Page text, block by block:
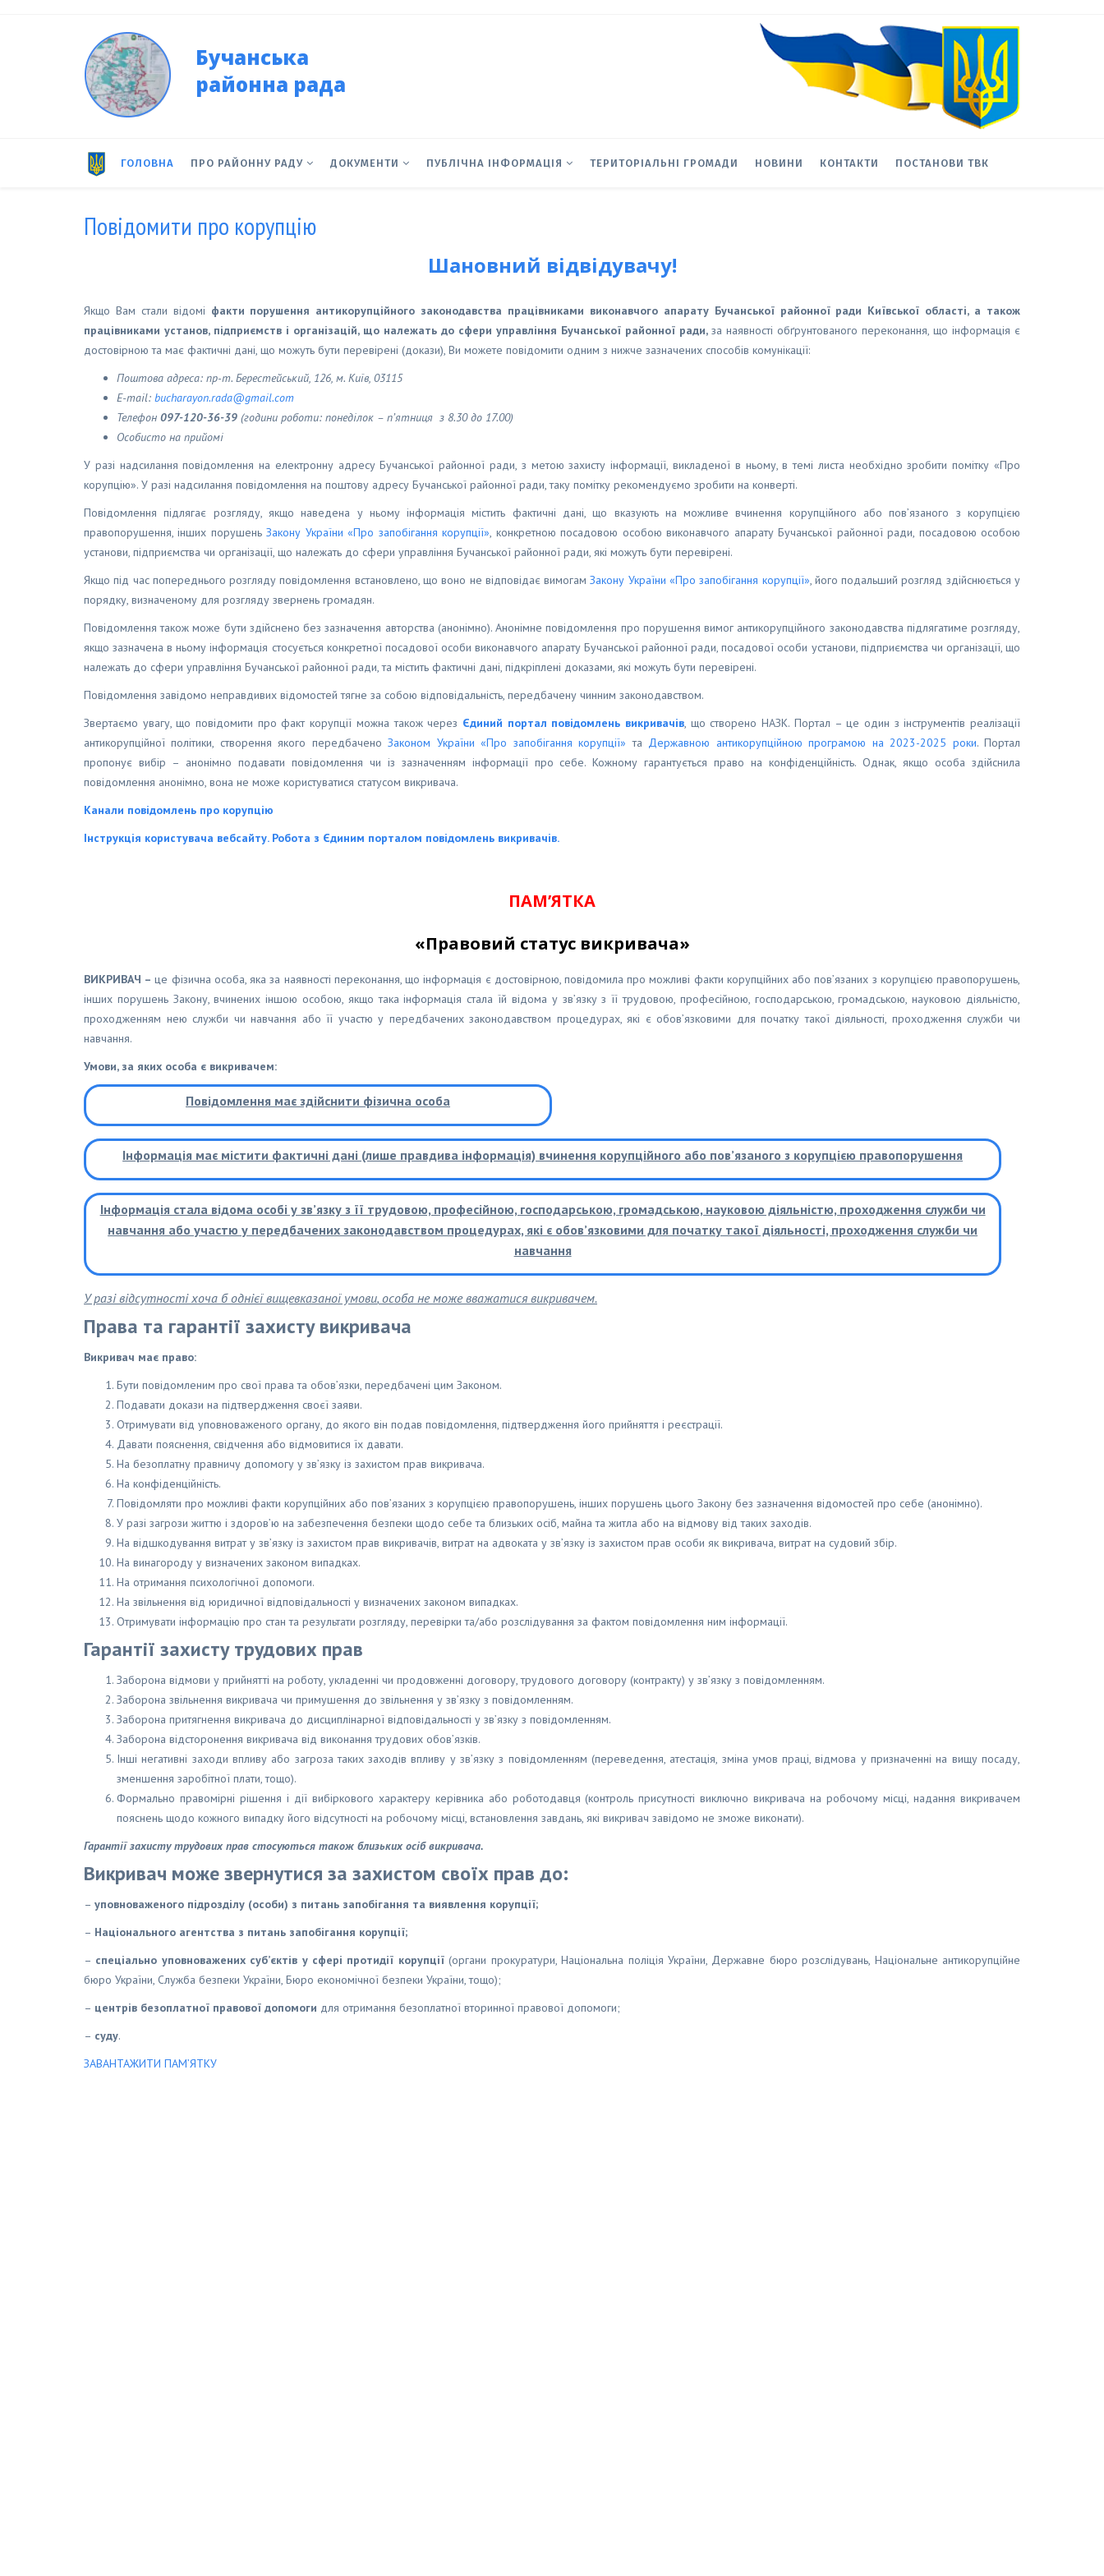
Бучанська
районна рада
ГОЛОВНА ПРО РАЙОННУ РАДУ ДОКУМЕНТИ ПУБЛІЧНА ІНФОРМАЦІЯ ТЕРИТОРІАЛЬНІ ГРОМАДИ НОВИНИ КОНТАКТИ ПОСТАНОВИ ТВК
Повідомити про корупцію
Шановний відвідувачу!
Якщо Вам стали відомі факти порушення антикорупційного законодавства працівниками виконавчого апарату Бучанської районної ради Київської області, а також
працівниками установ, підприємств і організацій, що належать до сфери управління Бучанської районної ради, за наявності обґрунтованого переконання, що інформація є
достовірною та має фактичні дані, що можуть бути перевірені (докази), Ви можете повідомити одним з нижче зазначених способів комунікації:
Поштова адреса: пр-т. Берестейський, 126, м. Київ, 03115
Е-mail: bucharayon.rada@gmail.com
Телефон 097-120-36-39 (години роботи: понеділок – п’ятниця з 8.30 до 17.00)
Особисто на прийомі
У разі надсилання повідомлення на електронну адресу Бучанської районної ради, з метою захисту інформації, викладеної в ньому, в темі листа необхідно зробити помітку «Про
корупцію». У разі надсилання повідомлення на поштову адресу Бучанської районної ради, таку помітку рекомендуємо зробити на конверті.
Повідомлення підлягає розгляду, якщо наведена у ньому інформація містить фактичні дані, що вказують на можливе вчинення корупційного або пов’язаного з корупцією
правопорушення, інших порушеньЗакону України «Про запобігання корупції», конкретною посадовою особою виконавчого апарату Бучанської районної ради, посадовою особою
установи, підприємства чи організації, що належать до сфери управління Бучанської районної ради, які можуть бути перевірені.
Якщо під час попереднього розгляду повідомлення встановлено, що воно не відповідає вимогамЗакону України «Про запобігання корупції», його подальший розгляд здійснюється у
порядку, визначеному для розгляду звернень громадян.
Повідомлення також може бути здійснено без зазначення авторства (анонімно). Анонімне повідомлення про порушення вимог антикорупційного законодавства підлягатиме розгляду,
якщо зазначена в ньому інформація стосується конкретної посадової особи виконавчого апарату Бучанської районної ради, посадової особи установи, підприємства чи організації, що
належать до сфери управління Бучанської районної ради, та містить фактичні дані, підкріплені доказами, які можуть бути перевірені.
Повідомлення завідомо неправдивих відомостей тягне за собою відповідальність, передбачену чинним законодавством.
Звертаємо увагу, що повідомити про факт корупції можна також через Єдиний портал повідомлень викривачів, що створено НАЗК. Портал – це один з інструментів реалізації
антикорупційної політики, створення якого передбаченоЗаконом України «Про запобігання корупції» та Державною антикорупційною програмою на 2023-2025 роки. Портал
пропонує вибір – анонімно подавати повідомлення чи із зазначенням інформації про себе. Кожному гарантується право на конфіденційність. Однак, якщо особа здійснила
повідомлення анонімно, вона не може користуватися статусом викривача.
Канали повідомлень про корупцію
Інструкція користувача вебсайту. Робота з Єдиним порталом повідомлень викривачів.
ПАМ’ЯТКА
«Правовий статус викривача»
ВИКРИВАЧ –це фізична особа, яка за наявності переконання, що інформація є достовірною, повідомила про можливі факти корупційних або пов’язаних з корупцією правопорушень,
інших порушень Закону, вчинених іншою особою, якщо така інформація стала їй відома у зв’язку з її трудовою, професійною, господарською, громадською, науковою діяльністю,
проходженням нею служби чи навчання або її участю у передбачених законодавством процедурах, які є обов’язковими для початку такої діяльності, проходження служби чи
навчання.
Умови, за яких особа є викривачем:
Повідомлення має здійснити фізична особа
Інформація має містити фактичні дані (лише правдива інформація) вчинення корупційного або пов’язаного з корупцією правопорушення
Інформація стала відома особі у зв’язку з її трудовою, професійною, господарською, громадською, науковою діяльністю, проходження служби чи
навчання або участю у передбачених законодавством процедурах, які є обов’язковими для початку такої діяльності, проходження служби чи
навчання
У разі відсутності хоча б однієї вищевказаної умови, особа не може вважатися викривачем.
Права та гарантії захисту викривача
Викривач має право:
Бути повідомленим про свої права та обов’язки, передбачені цим Законом.
Подавати докази на підтвердження своєї заяви.
Отримувати від уповноваженого органу, до якого він подав повідомлення, підтвердження його прийняття і реєстрації.
Давати пояснення, свідчення або відмовитися їх давати.
На безоплатну правничу допомогу у зв’язку із захистом прав викривача.
На конфіденційність.
Повідомляти про можливі факти корупційних або пов’язаних з корупцією правопорушень, інших порушень цього Закону без зазначення відомостей про себе (анонімно).
У разі загрози життю і здоров’ю на забезпечення безпеки щодо себе та близьких осіб, майна та житла або на відмову від таких заходів.
На відшкодування витрат у зв’язку із захистом прав викривачів, витрат на адвоката у зв’язку із захистом прав особи як викривача, витрат на судовий збір.
На винагороду у визначених законом випадках.
На отримання психологічної допомоги.
На звільнення від юридичної відповідальності у визначених законом випадках.
Отримувати інформацію про стан та результати розгляду, перевірки та/або розслідування за фактом повідомлення ним інформації.
Гарантії захисту трудових прав
Заборона відмови у прийнятті на роботу, укладенні чи продовженні договору, трудового договору (контракту) у зв’язку з повідомленням.
Заборона звільнення викривача чи примушення до звільнення у зв’язку з повідомленням.
Заборона притягнення викривача до дисциплінарної відповідальності у зв’язку з повідомленням.
Заборона відсторонення викривача від виконання трудових обов’язків.
Інші негативні заходи впливу або загроза таких заходів впливу у зв’язку з повідомленням (переведення, атестація, зміна умов праці, відмова у призначенні на вищу посаду,
зменшення заробітної плати, тощо).
Формально правомірні рішення і дії вибіркового характеру керівника або роботодавця (контроль присутності виключно викривача на робочому місці, надання викривачем
пояснень щодо кожного випадку його відсутності на робочому місці, встановлення завдань, які викривач завідомо не зможе виконати).
Гарантії захисту трудових прав стосуються також близьких осіб викривача.
Викривач може звернутися за захистом своїх прав до:
– уповноваженого підрозділу (особи) з питань запобігання та виявлення корупції;
– Національного агентства з питань запобігання корупції;
– спеціально уповноважених суб’єктів у сфері протидії корупції(органи прокуратури, Національна поліція України, Державне бюро розслідувань, Національне антикорупційне
бюро України, Служба безпеки України, Бюро економічної безпеки України, тощо);
– центрів безоплатної правової допомоги для отримання безоплатної вторинної правової допомоги;
– суду.
ЗАВАНТАЖИТИ ПАМ’ЯТКУ